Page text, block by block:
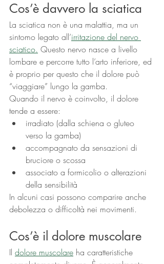
Cos’è davvero la sciatica
La sciatica non è una malattia, ma un
sintomo legato all’irritazione del nervo
sciatico. Questo nervo nasce a livello
lombare e percorre tutto l’arto inferiore, ed
è proprio per questo che il dolore può
“viaggiare” lungo la gamba.
Quando il nervo è coinvolto, il dolore
tende a essere:
irradiato (dalla schiena o gluteo
verso la gamba)
accompagnato da sensazioni di
bruciore o scossa
associato a formicolio o alterazioni
della sensibilità
In alcuni casi possono comparire anche
debolezza o difficoltà nei movimenti.
Cos’è il dolore muscolare
Il dolore muscolare ha caratteristiche